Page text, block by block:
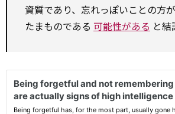
資質であり、忘れっぽいことの方
たまものである 可能性がある と結